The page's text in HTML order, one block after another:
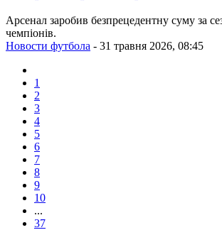
Арсенал заробив безпрецедентну суму за
чемпіонів.
Новости футбола - 31 травня 2026, 08:45
1
2
3
4
5
6
7
8
9
10
...
37